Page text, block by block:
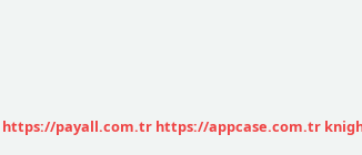
https://payall.com.tr https://appcase.com.tr